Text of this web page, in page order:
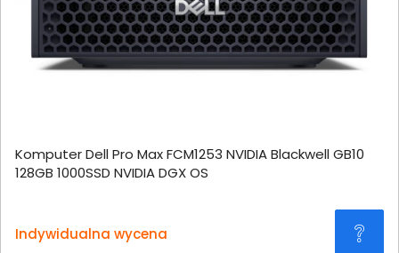
Komputer Dell Pro Max FCM1253 NVIDIA Blackwell GB10
128GB 1000SSD NVIDIA DGX OS
Indywidualna wycena